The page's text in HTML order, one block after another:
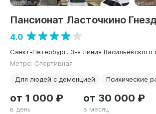
Пансионат Ласточкино
4.0
Санкт-Петербург, 3-я линия Васильевского
Метро: Спортивная
Для людей с деменцией
Психические
от 1 000 ₽
в день
от 30 000 ₽
в месяц